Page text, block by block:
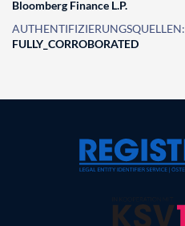
Bloomberg Finance L.P.
AUTHENTIFIZIERUNGSQUELLEN:
FULLY_CORROBORATED